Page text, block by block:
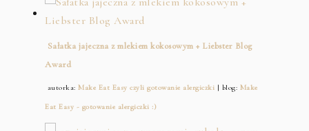
Sałatka jajeczna z mlekiem kokosowym + Liebster Blog
Award
autorka:Make Eat Easy czyli gotowanie alergiczki | blog: Make
Eat Easy - gotowanie alergiczki :)